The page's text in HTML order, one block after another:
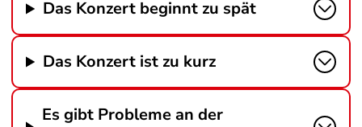
Das Konzert beginnt zu spät
Das Konzert ist zu kurz
Es gibt Probleme an der